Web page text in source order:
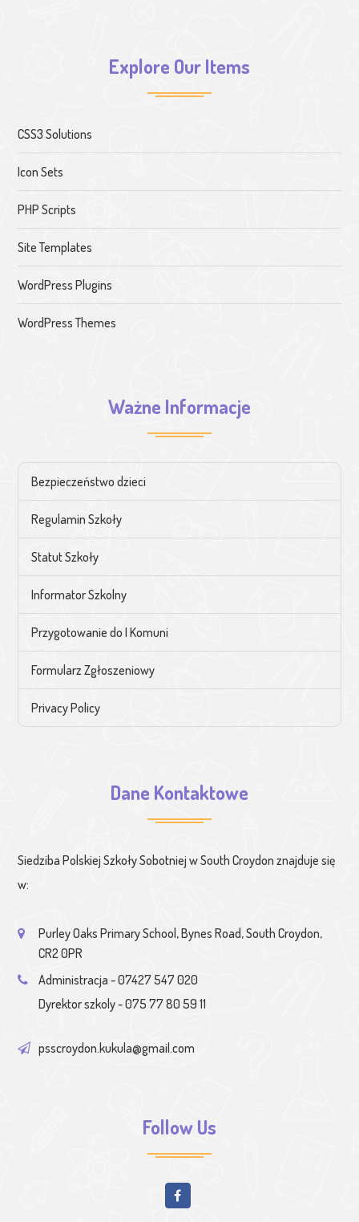
Explore Our Items
CSS3 Solutions
Icon Sets
PHP Scripts
Site Templates
WordPress Plugins
WordPress Themes
Ważne Informacje
Bezpieczeństwo dzieci
Regulamin Szkoły
Statut Szkoły
Informator Szkolny
Przygotowanie do I Komuni
Formularz Zgłoszeniowy
Privacy Policy
Dane Kontaktowe
Siedziba Polskiej Szkoły Sobotniej w South Croydon znajduje się
w:
Purley Oaks Primary School, Bynes Road, South Croydon,
CR2 0PR
Administracja - 07427 547 020
Dyrektor szkoly - 075 77 80 59 11
psscroydon.kukula@gmail.com
Follow Us